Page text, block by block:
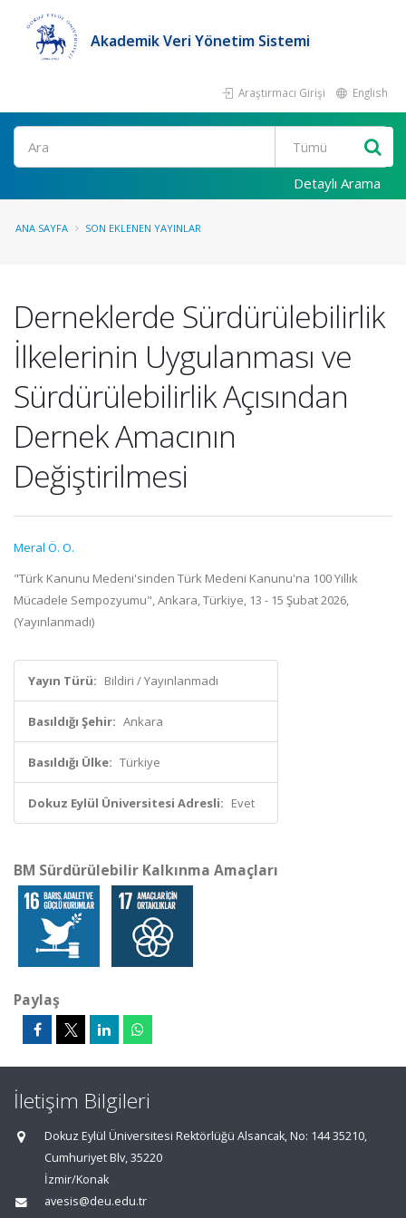
Akademik Veri Yönetim Sistemi
Araştırmacı Girişi English
Ara
Detaylı Arama
ANA SAYFA SON EKLENEN YAYINLAR
Derneklerde Sürdürülebilirlik
İlkelerinin Uygulanması ve
Sürdürülebilirlik Açısından
Dernek Amacının
Değiştirilmesi
Meral Ö. O.
"Türk Kanunu Medeni'sinden Türk Medeni Kanunu'na 100 Yıllık
Mücadele Sempozyumu", Ankara, Türkiye, 13 - 15 Şubat 2026,
(Yayınlanmadı)
Yayın Türü: Bildiri / Yayınlanmadı
Basıldığı Şehir: Ankara
Basıldığı Ülke: Türkiye
Dokuz Eylül Üniversitesi Adresli: Evet
BM Sürdürülebilir Kalkınma Amaçları
Paylaş
İletişim Bilgileri
Dokuz Eylül Üniversitesi Rektörlüğü Alsancak, No: 144 35210,
Cumhuriyet Blv, 35220
İzmir/Konak
avesis@deu.edu.tr